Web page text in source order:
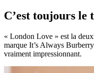
C’est toujours
« London Love » est la
marque It’s Always
vraiment impressionnant.